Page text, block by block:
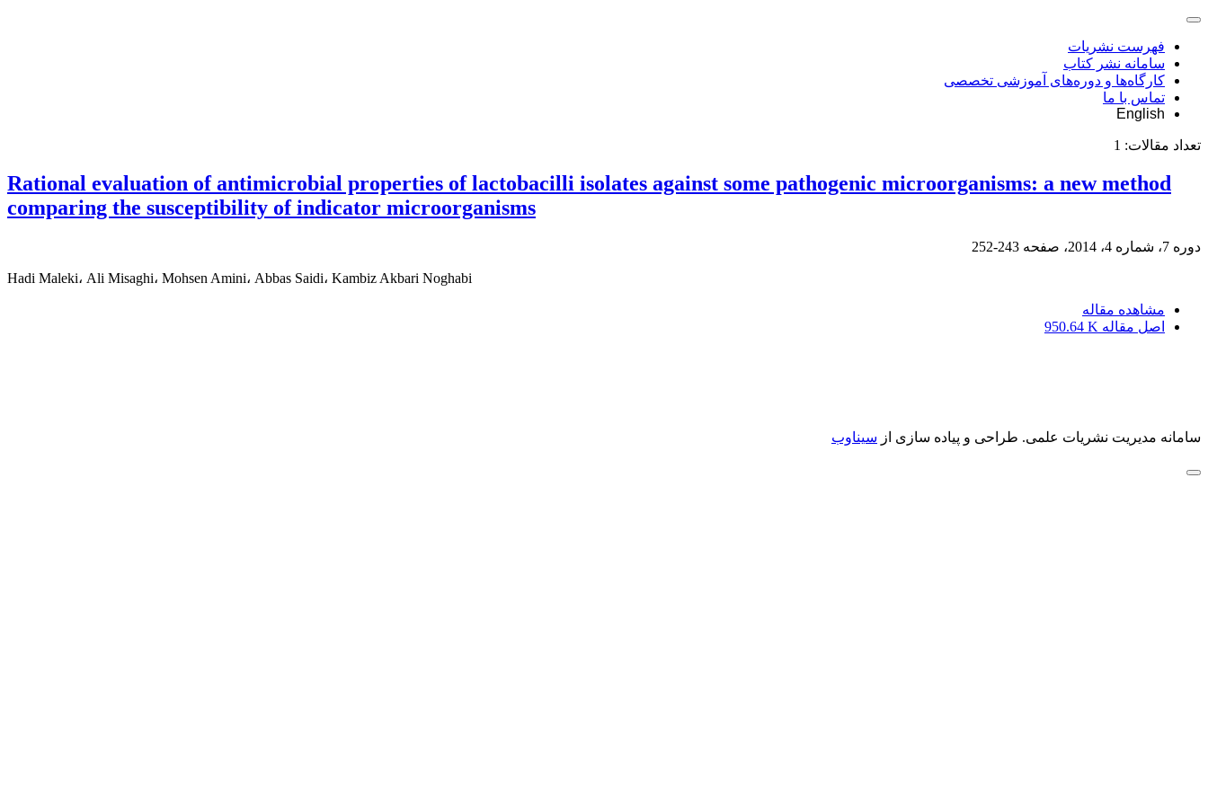
فهرست نشریات
سامانه نشر کتاب
کارگاه‌ها و دوره‌های آموزشی تخصصی
تماس با ما
English
تعداد مقالات: 1
Rational evaluation of antimicrobial properties of lactobacilli isolates against some pathogenic microorganisms: a new method
comparing the susceptibility of indicator microorganisms
دوره 7، شماره 4، 2014، صفحه 243-252
Hadi Maleki، Ali Misaghi، Mohsen Amini، Abbas Saidi، Kambiz Akbari Noghabi
مشاهده مقاله
اصل مقاله 950.64 K
سامانه مدیریت نشریات علمی. طراحی و پیاده سازی از سیناوب